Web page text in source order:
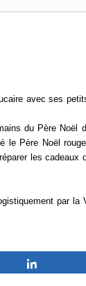
avec ses
du Père Noël
le Père Noël
les cadeaux
par la